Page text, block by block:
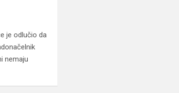
je odlučio da
nemaju